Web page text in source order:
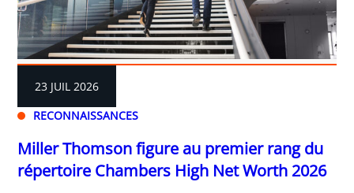
RECONNAISSANCES
23 JUIL 2026
Miller Thomson figure au premier rang du
répertoire Chambers High Net Worth 2026